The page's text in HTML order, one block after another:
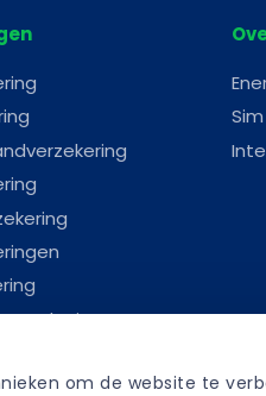
om de website te